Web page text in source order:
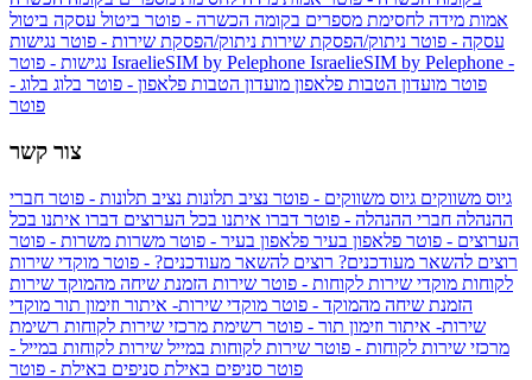
אמות מידה לחסימת מספרים בקומה הכשרה - פוטר ביטול עסקה ביטול
עסקה - פוטר ניתוק/הפסקת שירות ניתוק/הפסקת שירות - פוטר נגישות
IsraelieSIM by Pelephone IsraelieSIM by Pelephone -
פוטר מועדון הטבות פלאפון מועדון הטבות פלאפון - פוטר בלוג בלוג -
פוטר
צור קשר
גיוס משווקים גיוס משווקים - פוטר נציב תלונות נציב תלונות - פוטר חברי
ההנהלה חברי ההנהלה - פוטר דברו איתנו בכל הערוצים דברו איתנו בכל
הערוצים - פוטר פלאפון בעיר פלאפון בעיר - פוטר משרות משרות - פוטר
רוצים להשאר מעודכנים? רוצים להשאר מעודכנים? - פוטר מוקדי שירות
לקוחות מוקדי שירות לקוחות - פוטר שירות הזמנת שיחה מהמוקד שירות
הזמנת שיחה מהמוקד - פוטר מוקדי שירות- איתור וזימון תור מוקדי
שירות- איתור וזימון תור - פוטר רשימת מרכזי שירות לקוחות רשימת
מרכזי שירות לקוחות - פוטר שירות לקוחות במייל שירות לקוחות במייל -
פוטר סניפים באילת סניפים באילת - פוטר